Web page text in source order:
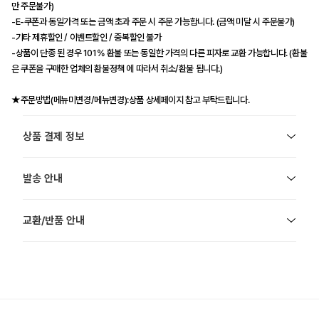
만 주문불가)
-E-쿠폰과 동일가격 또는 금액 초과 주문 시 주문 가능합니다. (금액 미달 시 주문불가)
-기타 제휴할인 / 이벤트할인 / 중복할인 불가
-상품이 단종 된 경우 101% 환불 또는 동일한 가격의 다른 피자로 교환 가능합니다. (환불
은 쿠폰을 구매한 업체의 환불정책 에 따라서 취소/환불 됩니다.)
★주문방법(메뉴미변경/메뉴변경):상품 상세페이지 참고 부탁드립니다.
상품 결제 정보
발송 안내
교환/반품 안내